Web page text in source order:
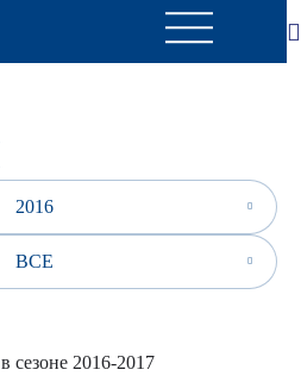
2016
ВСЕ
сезоне 2016-2017